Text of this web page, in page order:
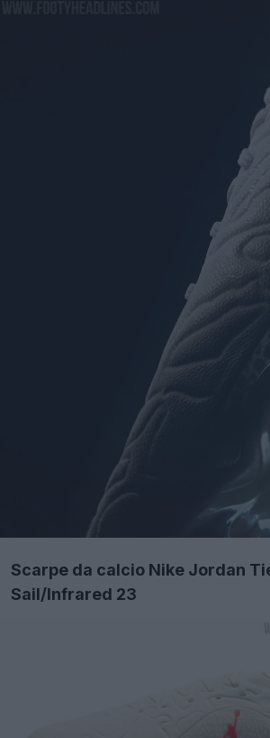
Scarpe da calcio Nike Jordan
Sail/Infrared 23